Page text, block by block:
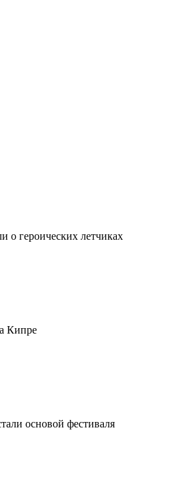
о героических летчиках
Кипре
основой фестиваля